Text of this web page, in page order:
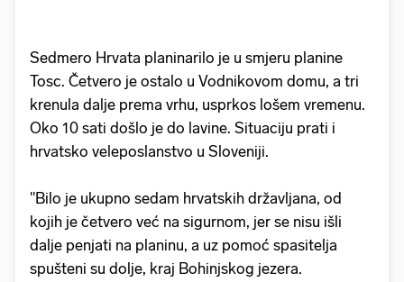
Sedmero Hrvata planinarilo je u smjeru planine
Tosc. Četvero je ostalo u Vodnikovom domu, a tri
krenula dalje prema vrhu, usprkos lošem vremenu.
Oko 10 sati došlo je do lavine. Situaciju prati i
hrvatsko veleposlanstvo u Sloveniji.
"Bilo je ukupno sedam hrvatskih državljana, od
kojih je četvero već na sigurnom, jer se nisu išli
dalje penjati na planinu, a uz pomoć spasitelja
spušteni su dolje, kraj Bohinjskog jezera.